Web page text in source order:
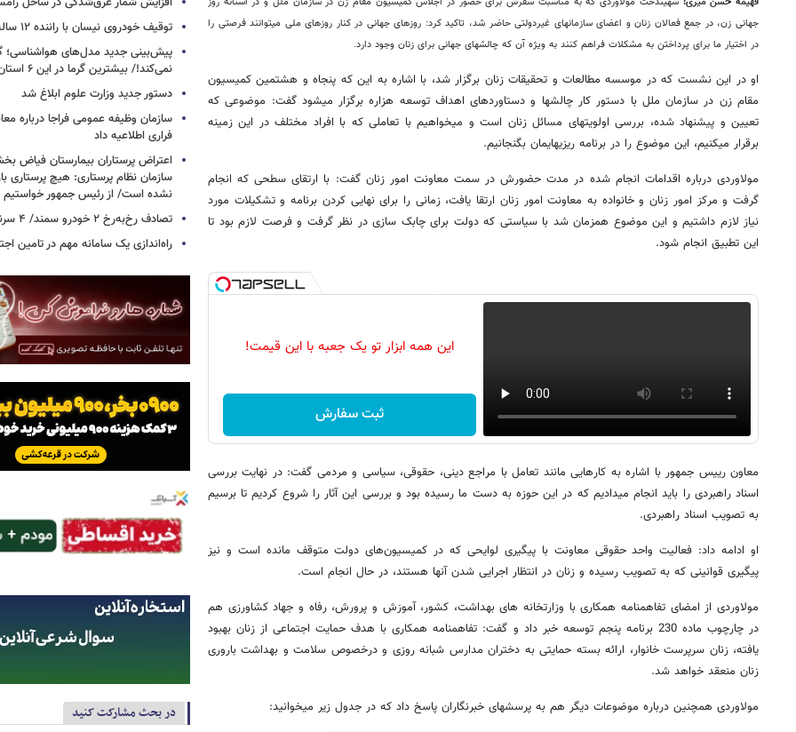
جهانی زن، در جمع فعالان زنان و اعضای سازمانهای غیردولتی حاضر شد، تاکید کرد: روزهای جهانی در کنار روزهای ملی میتوانند فرصتی را
در اختیار ما برای پرداختن به مشکلات فراهم کنند به ویژه آن که چالشهای جهانی برای زنان وجود دارد.
او در این نشست که در موسسه مطالعات و تحقیقات زنان برگزار شد، با اشاره به این که پنجاه و هشتمین کمیسیون
مقام زن در سازمان ملل با دستور کار چالشها و دستاوردهای اهداف توسعه هزاره برگزار میشود گفت: موضوعی که
تعیین و پیشنهاد شده، بررسی اولویتهای مسائل زنان است و میخواهیم با تعاملی که با افراد مختلف در این زمینه
برقرار میکنیم، این موضوع را در برنامه ریزیهایمان بگنجانیم.
مولاوردی درباره اقدامات انجام شده در مدت حضورش در سمت معاونت امور زنان گفت: با ارتقای سطحی که انجام
گرفت و مرکز امور زنان و خانواده به معاونت امور زنان ارتقا یافت، زمانی را برای نهایی کردن برنامه و تشکیلات مورد
نیاز لازم داشتیم و این موضوع همزمان شد با سیاستی که دولت برای چابک سازی در نظر گرفت و فرصت لازم بود تا
این تطبیق انجام شود.
این همه ابزار تو یک جعبه با این قیمت!
ثبت سفارش
معاون رییس جمهور با اشاره به کارهایی مانند تعامل با مراجع دینی، حقوقی، سیاسی و مردمی گفت: در نهایت بررسی
اسناد راهبردی را باید انجام میدادیم که در این حوزه به دست ما رسیده بود و بررسی این آثار را شروع کردیم تا برسیم
به تصویب اسناد راهبردی.
او ادامه داد: فعالیت واحد حقوقی معاونت با پیگیری لوایحی که در کمیسیون‌های دولت متوقف مانده است و نیز
پیگیری قوانینی که به تصویب رسیده و زنان در انتظار اجرایی شدن آنها هستند، در حال انجام است.
مولاوردی از امضای تفاهمنامه همکاری با وزارتخانه های بهداشت، کشور، آموزش و پرورش، رفاه و جهاد کشاورزی هم
در چارچوب ماده 230 برنامه پنجم توسعه خبر داد و گفت: تفاهمنامه همکاری با هدف حمایت اجتماعی از زنان بهبود
یافته، زنان سرپرست خانوار، ارائه بسته حمایتی به دختران مدارس شبانه روزی و درخصوص سلامت و بهداشت باروری
زنان منعقد خواهد شد.
مولاوردی همچنین درباره موضوعات دیگر هم به پرسشهای خبرنگاران پاسخ داد که در جدول زیر میخوانید:
توقیف خودروی نیسان با راننده ۱۲ ساله در این جاده
پیش‌بینی جدید مدل‌های هواشناسی؛
نمی‌کند!/ بیشترین گرما در این ۶ استان
دستور جدید وزارت علوم ابلاغ شد
سازمان وظیفه عمومی فراجا درباره
فراری اطلاعیه داد
اعتراض پرستاران بیمارستان فیاض
سازمان نظام پرستاری: هیچ پرستاری
نشده است/ از رئیس جمهور خواستیم
تصادف رخ‌به‌رخ ۲ خودرو سمند/ ۴ سرنشین جان باختند
راه‌اندازی یک سامانه مهم در تامین
در بحث مشارکت کنید